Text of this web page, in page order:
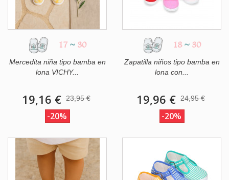
17 ~ 30
Mercedita niña tipo bamba en
lona VICHY...
19,16 € 23,95 €
-20%
18 ~ 30
Zapatilla niños tipo bamba en
lona con...
19,96 € 24,95 €
-20%